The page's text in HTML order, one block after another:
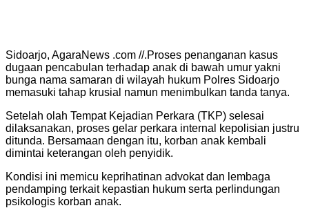
Sidoarjo, AgaraNews .com //.Proses penanganan kasus
dugaan pencabulan terhadap anak di bawah umur yakni
bunga nama samaran di wilayah hukum Polres Sidoarjo
memasuki tahap krusial namun menimbulkan tanda tanya.
Setelah olah Tempat Kejadian Perkara (TKP) selesai
dilaksanakan, proses gelar perkara internal kepolisian justru
ditunda. Bersamaan dengan itu, korban anak kembali
dimintai keterangan oleh penyidik.
Kondisi ini memicu keprihatinan advokat dan lembaga
pendamping terkait kepastian hukum serta perlindungan
psikologis korban anak.